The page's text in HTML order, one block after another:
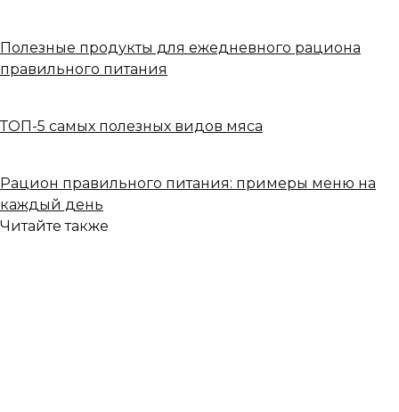
Полезные продукты для ежедневного рациона
правильного питания
ТОП-5 самых полезных видов мяса
Рацион правильного питания: примеры меню на
каждый день
Читайте также